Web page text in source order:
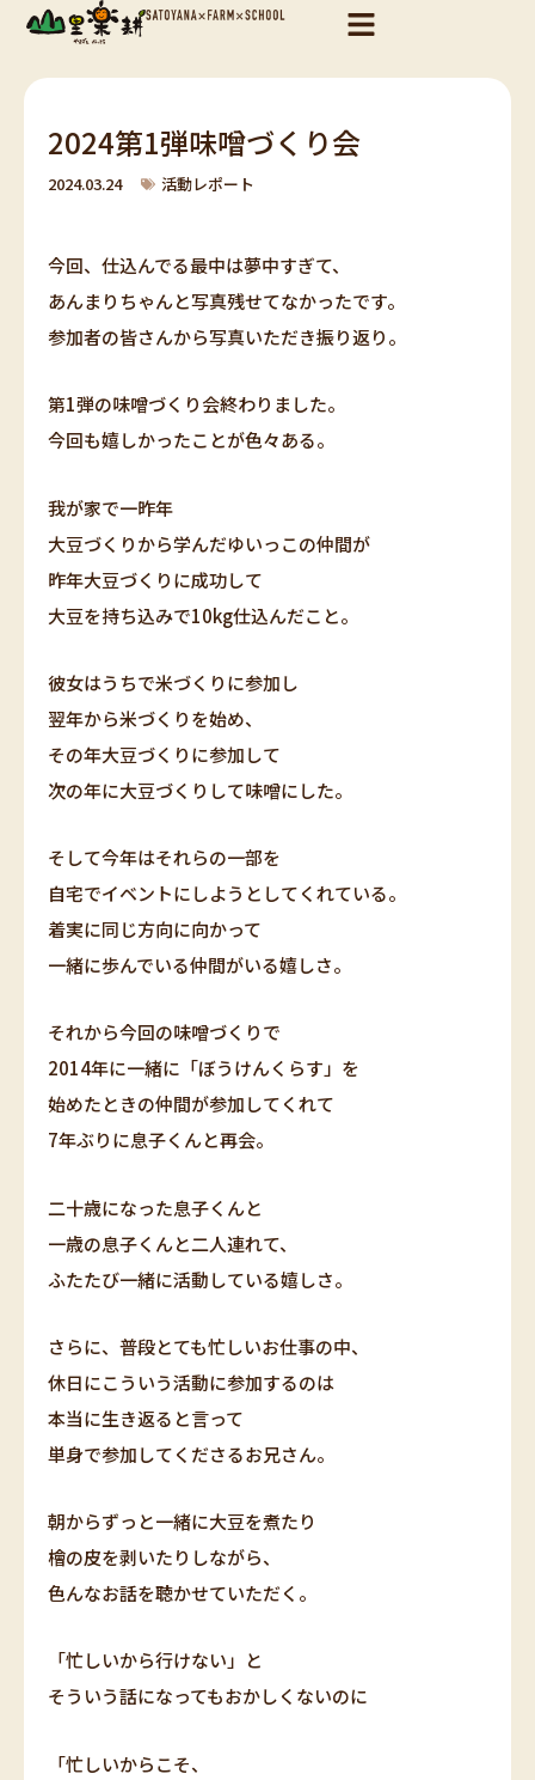
2024第1弾味噌づくり会
2024.03.24 活動レポート
今回、仕込んでる最中は夢中すぎて、
あんまりちゃんと写真残せてなかったです。
参加者の皆さんから写真いただき振り返り。
第1弾の味噌づくり会終わりました。
今回も嬉しかったことが色々ある。
我が家で一昨年
大豆づくりから学んだゆいっこの仲間が
昨年大豆づくりに成功して
大豆を持ち込みで10kg仕込んだこと。
彼女はうちで米づくりに参加し
翌年から米づくりを始め、
その年大豆づくりに参加して
次の年に大豆づくりして味噌にした。
そして今年はそれらの一部を
自宅でイベントにしようとしてくれている。
着実に同じ方向に向かって
一緒に歩んでいる仲間がいる嬉しさ。
それから今回の味噌づくりで
2014年に一緒に「ぼうけんくらす」を
始めたときの仲間が参加してくれて
7年ぶりに息子くんと再会。
二十歳になった息子くんと
一歳の息子くんと二人連れて、
ふたたび一緒に活動している嬉しさ。
さらに、普段とても忙しいお仕事の中、
休日にこういう活動に参加するのは
本当に生き返ると言って
単身で参加してくださるお兄さん。
朝からずっと一緒に大豆を煮たり
檜の皮を剥いたりしながら、
色んなお話を聴かせていただく。
「忙しいから行けない」と
そういう話になってもおかしくないのに
「忙しいからこそ、